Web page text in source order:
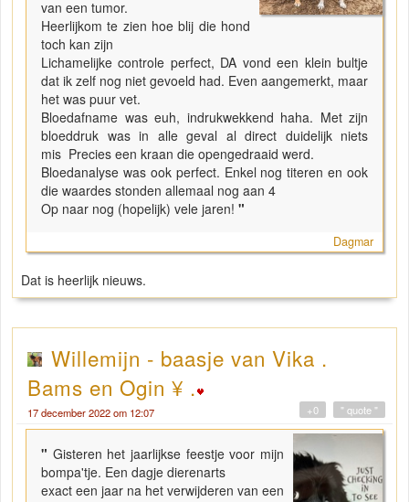
van een tumor.
Heerlijkom te zien hoe blij die hond
toch kan zijn
Lichamelijke controle perfect, DA vond een klein bultje
dat ik zelf nog niet gevoeld had. Even aangemerkt, maar
het was puur vet.
Bloedafname was euh, indrukwekkend haha. Met zijn
bloeddruk was in alle geval al direct duidelijk niets
mis Precies een kraan die opengedraaid werd.
Bloedanalyse was ook perfect. Enkel nog titeren en ook
die waardes stonden allemaal nog aan 4
Op naar nog (hopelijk) vele jaren! "
Dagmar
Dat is heerlijk nieuws.
Willemijn - baasje van Vika .
Bams en Ogin ¥ .
17 december 2022 om 12:07 " quote "
+0
" Gisteren het jaarlijkse feestje voor mijn
bompa'tje. Een dagje dierenarts
exact een jaar na het verwijderen van een